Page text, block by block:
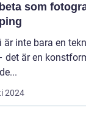
som
är inte bara en
det är en
2024